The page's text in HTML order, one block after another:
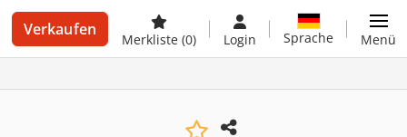
Verkaufen
Merkliste (0) Login Sprache Menü